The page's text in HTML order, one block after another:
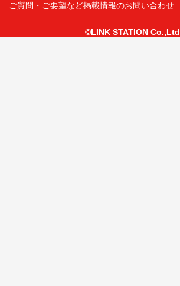
ご質問・ご要望など掲載情報のお問い合わせ
©LINK STATION Co.,Ltd